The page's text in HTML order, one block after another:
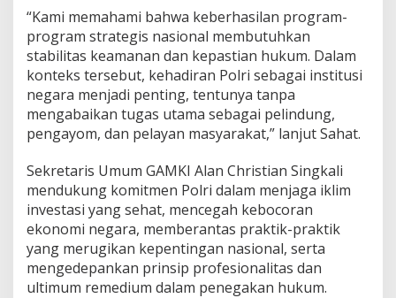
“Kami memahami bahwa keberhasilan program-
program strategis nasional membutuhkan
stabilitas keamanan dan kepastian hukum. Dalam
konteks tersebut, kehadiran Polri sebagai institusi
negara menjadi penting, tentunya tanpa
mengabaikan tugas utama sebagai pelindung,
pengayom, dan pelayan masyarakat,” lanjut Sahat.
Sekretaris Umum GAMKI Alan Christian Singkali
mendukung komitmen Polri dalam menjaga iklim
investasi yang sehat, mencegah kebocoran
ekonomi negara, memberantas praktik-praktik
yang merugikan kepentingan nasional, serta
mengedepankan prinsip profesionalitas dan
ultimum remedium dalam penegakan hukum.